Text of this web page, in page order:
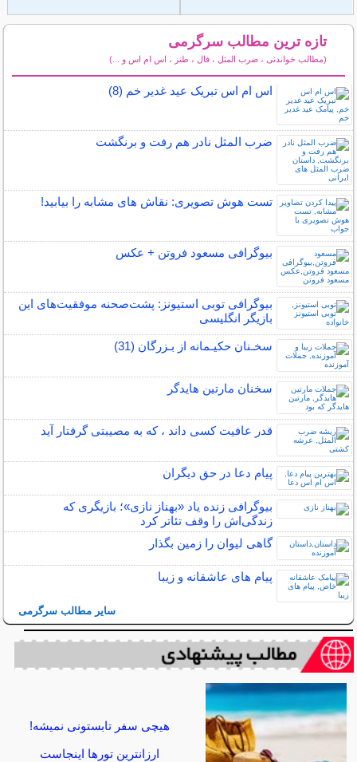
تازه ترین مطالب سرگرمی
(مطالب خواندنی ، ضرب المثل ، فال ، طنز ، اس ام اس و ...)
اس ام اس تبریک عید غدیر خم (8)
ضرب المثل نادر هم رفت و برنگشت
تست هوش تصویری: نقاش های مشابه را بیابید!
بیوگرافی مسعود فروتن + عکس
بیوگرافی توبی استیونز: پشت‌صحنه موفقیت‌های این
بازیگر انگلیسی
سخـنان حکیـمانه از بـزرگان (31)
سخنان مارتین هایدگر
قدر عافیت کسی داند ، که به مصیبتی گرفتار آید
پیام دعا در حق دیگران
بیوگرافی زنده یاد «بهناز نازی»؛ بازیگری که
زندگی‌اش را وقف تئاتر کرد
گاهی ليوان را زمين بگذار
پیام های عاشقانه و زیبا
سایر مطالب سرگرمی
هیچی سفر تابستونی نمیشه!
ارزانترین تورها اینجاست